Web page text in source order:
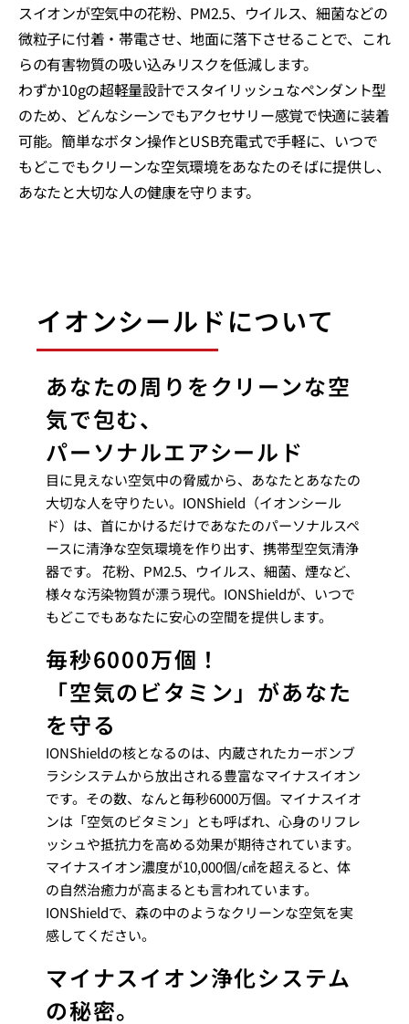
スイオンが空気中の花粉、PM2.5、ウイルス、細菌などの
微粒子に付着・帯電させ、地面に落下させることで、これ
らの有害物質の吸い込みリスクを低減します。
わずか10gの超軽量設計でスタイリッシュなペンダント型
のため、どんなシーンでもアクセサリー感覚で快適に装着
可能。簡単なボタン操作とUSB充電式で手軽に、いつで
もどこでもクリーンな空気環境をあなたのそばに提供し、
あなたと大切な人の健康を守ります。
イオンシールドについて
あなたの周りをクリーンな空
気で包む、
パーソナルエアシールド
目に見えない空気中の脅威から、あなたとあなたの
大切な人を守りたい。IONShield（イオンシール
ド）は、首にかけるだけであなたのパーソナルスペ
ースに清浄な空気環境を作り出す、携帯型空気清浄
器です。 花粉、PM2.5、ウイルス、細菌、煙など、
様々な汚染物質が漂う現代。IONShieldが、いつで
もどこでもあなたに安心の空間を提供します。
毎秒6000万個！
「空気のビタミン」があなた
を守る
IONShieldの核となるのは、内蔵されたカーボンブ
ラシシステムから放出される豊富なマイナスイオン
です。その数、なんと毎秒6000万個。マイナスイオ
ンは「空気のビタミン」とも呼ばれ、心身のリフレ
ッシュや抵抗力を高める効果が期待されています。
マイナスイオン濃度が10,000個/㎤を超えると、体
の自然治癒力が高まるとも言われています。
IONShieldで、森の中のようなクリーンな空気を実
感してください。
マイナスイオン浄化システム
の秘密。